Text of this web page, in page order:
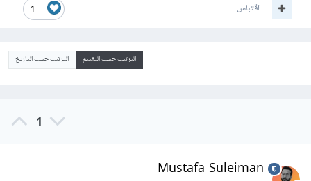
1 اقتباس
الترتيب حسب التقييم الترتيب حسب التاريخ
1
Mustafa Suleiman